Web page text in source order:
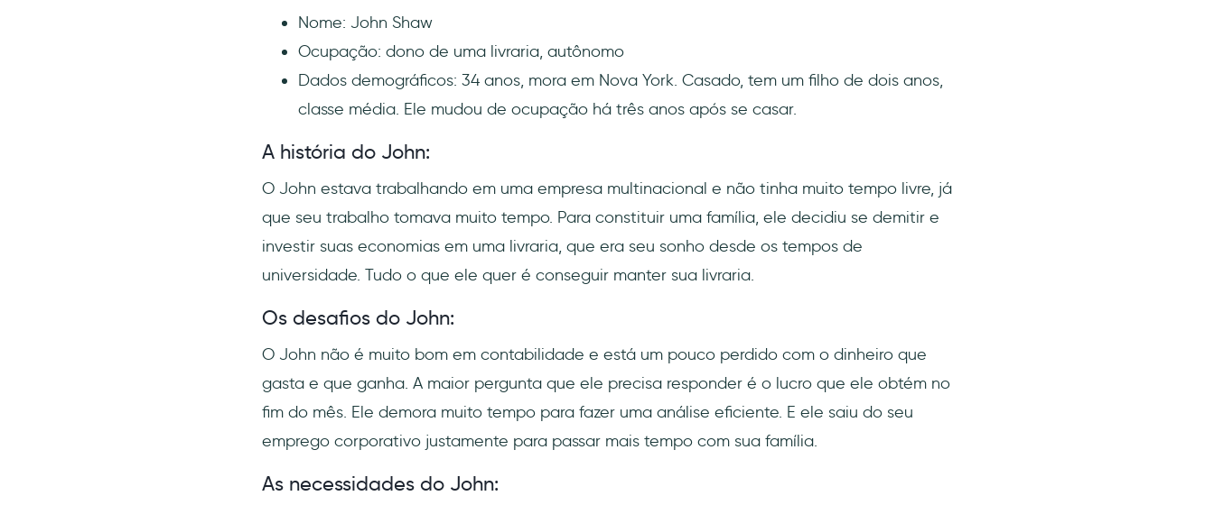
Nome: John Shaw
Ocupação: dono de uma livraria, autônomo
Dados demográficos: 34 anos, mora em Nova York. Casado, tem um filho de dois anos,
classe média. Ele mudou de ocupação há três anos após se casar.
A história do John:
O John estava trabalhando em uma empresa multinacional e não tinha muito tempo livre, já
que seu trabalho tomava muito tempo. Para constituir uma família, ele decidiu se demitir e
investir suas economias em uma livraria, que era seu sonho desde os tempos de
universidade. Tudo o que ele quer é conseguir manter sua livraria.
Os desafios do John:
O John não é muito bom em contabilidade e está um pouco perdido com o dinheiro que
gasta e que ganha. A maior pergunta que ele precisa responder é o lucro que ele obtém no
fim do mês. Ele demora muito tempo para fazer uma análise eficiente. E ele saiu do seu
emprego corporativo justamente para passar mais tempo com sua família.
As necessidades do John: